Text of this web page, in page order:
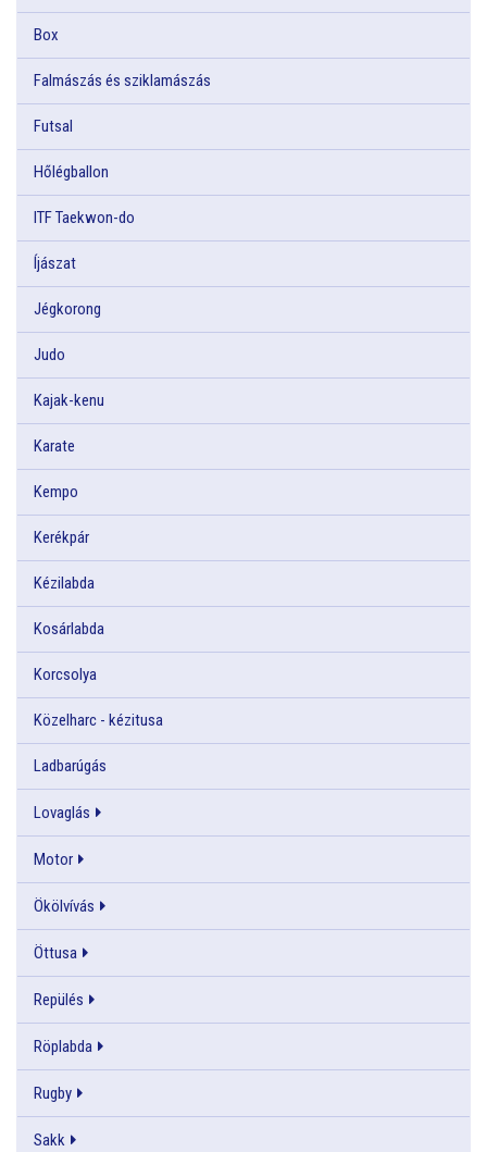
Box
Falmászás és sziklamászás
Futsal
Hőlégballon
ITF Taekwon-do
Íjászat
Jégkorong
Judo
Kajak-kenu
Karate
Kempo
Kerékpár
Kézilabda
Kosárlabda
Korcsolya
Közelharc - kézitusa
Ladbarúgás
Lovaglás
Motor
Ökölvívás
Öttusa
Repülés
Röplabda
Rugby
Sakk